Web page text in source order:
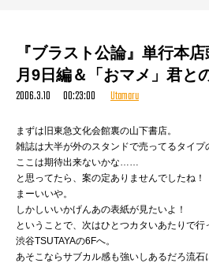
『ブラスト公論』単行本
月9日編＆「おマメ」君と
2006.3.10 00:23:00 Utamaru
まずは旧東急文化会館裏の山下書店。
雑誌は大半が外のスタンドで売ってるタイプ
ここは期待出来ないかな……
と思ってたら、案の定ありませんでしたね！
まーいいや。
しかしいいかげんあの表紙が見たいよ！
ということで、次はひとつカタいあたりで行
渋谷TSUTAYAの6Fへ。
あそこならサブカル感も強いしあるだろ流